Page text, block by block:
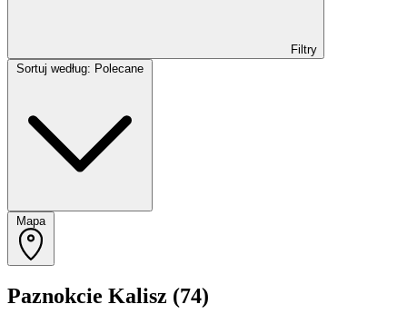
Filtry
Mapa
Paznokcie Kalisz (74)